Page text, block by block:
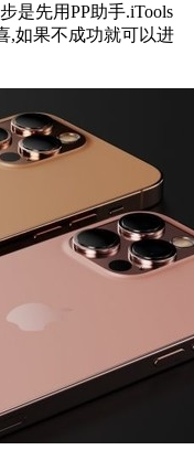
是先用PP助手.iTools
,如果不成功就可以进